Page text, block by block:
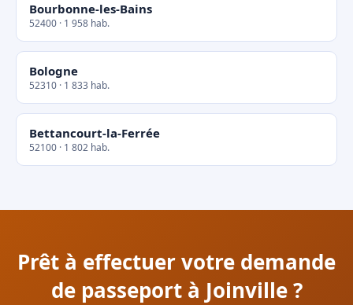
Bourbonne-les-Bains
52400 · 1 958 hab.
Bologne
52310 · 1 833 hab.
Bettancourt-la-Ferrée
52100 · 1 802 hab.
Prêt à effectuer votre demande
de passeport à Joinville ?